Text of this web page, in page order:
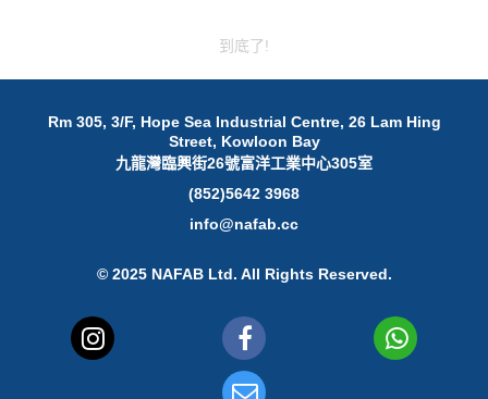
到底了!
Rm 305, 3/F, Hope Sea Industrial Centre, 26 Lam Hing
Street, Kowloon Bay
九龍灣臨興街26號富洋工業中心305室
(852)5642 3968
info@nafab.cc
© 2025 NAFAB Ltd. All Rights Reserved.